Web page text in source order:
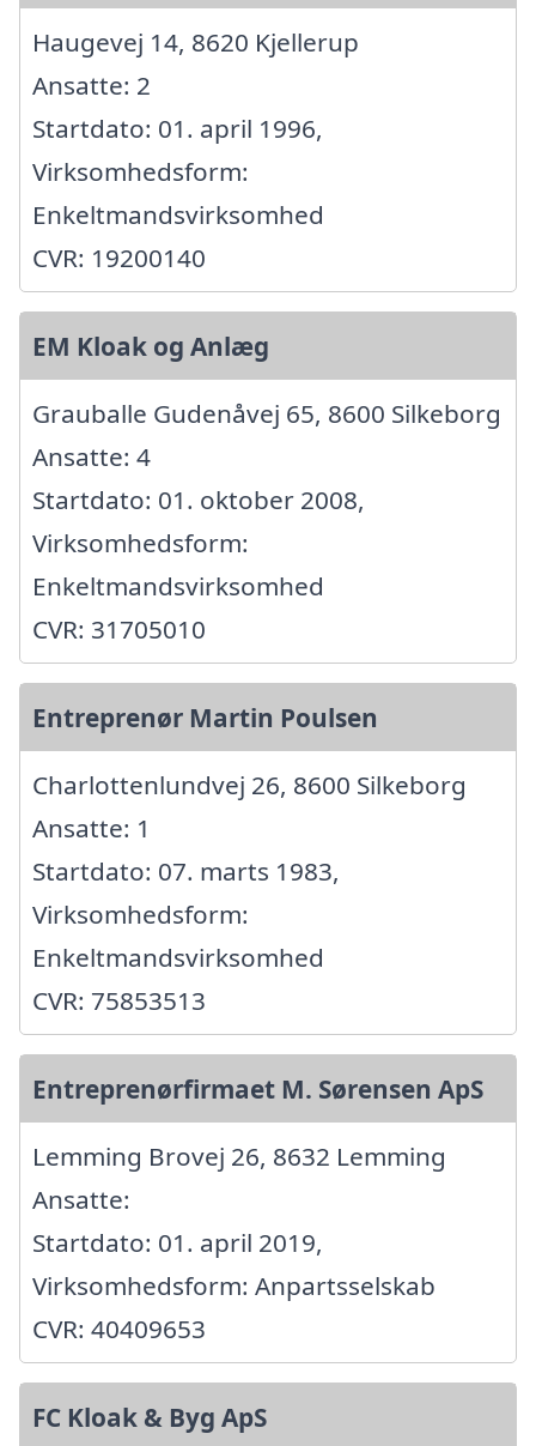
Haugevej 14, 8620 Kjellerup
Ansatte: 2
Startdato: 01. april 1996,
Virksomhedsform:
Enkeltmandsvirksomhed
CVR: 19200140
EM Kloak og Anlæg
Grauballe Gudenåvej 65, 8600 Silkeborg
Ansatte: 4
Startdato: 01. oktober 2008,
Virksomhedsform:
Enkeltmandsvirksomhed
CVR: 31705010
Entreprenør Martin Poulsen
Charlottenlundvej 26, 8600 Silkeborg
Ansatte: 1
Startdato: 07. marts 1983,
Virksomhedsform:
Enkeltmandsvirksomhed
CVR: 75853513
Entreprenørfirmaet M. Sørensen ApS
Lemming Brovej 26, 8632 Lemming
Ansatte:
Startdato: 01. april 2019,
Virksomhedsform: Anpartsselskab
CVR: 40409653
FC Kloak & Byg ApS